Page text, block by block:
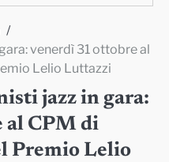
venerdì 31 ottobre al
Lelio Luttazzi
jazz in gara:
al CPM di
Premio Lelio